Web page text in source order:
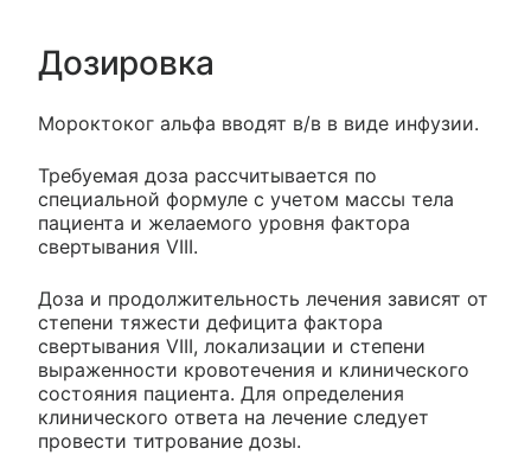
Дозировка
Мороктоког альфа вводят в/в в виде инфузии.
Требуемая доза рассчитывается по
специальной формуле с учетом массы тела
пациента и желаемого уровня фактора
свертывания VIII.
Доза и продолжительность лечения зависят от
степени тяжести дефицита фактора
свертывания VIII, локализации и степени
выраженности кровотечения и клинического
состояния пациента. Для определения
клинического ответа на лечение следует
провести титрование дозы.